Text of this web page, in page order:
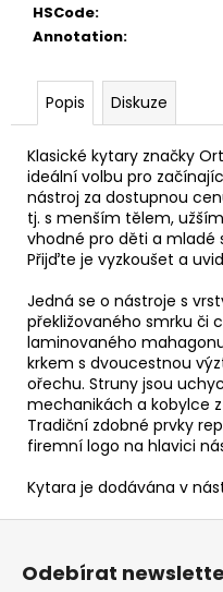
HSCode:
Annotation:
Popis Diskuze
Klasické kytary značky
ideální volbu pro
nástroj za dostupnou
tj. s menším tělem,
vhodné pro děti a mladé
Přijďte je vyzkoušet a
Jedná se o nástroje s
překližovaného smrku či
laminovaného
krkem s dvoucestnou
ořechu. Struny jsou
mechanikách a kobylce
Tradiční zdobné prvky
firemní logo na hlavici
Kytara je dodávána v
e
CAT'S
EYES
DREADNOUGHT
CE62
AKUSTICKÁ
KYTARA
600
Kč
Z
Odebírat